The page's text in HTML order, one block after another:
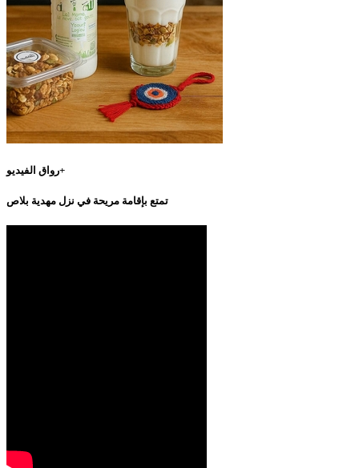
رواق الفيديو+
تمتع بإقامة مريحة في نزل مهدية بلاص